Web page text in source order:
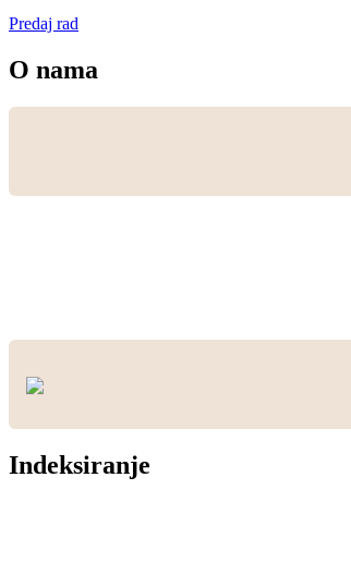
Predaj rad
O nama
Indeksiranje